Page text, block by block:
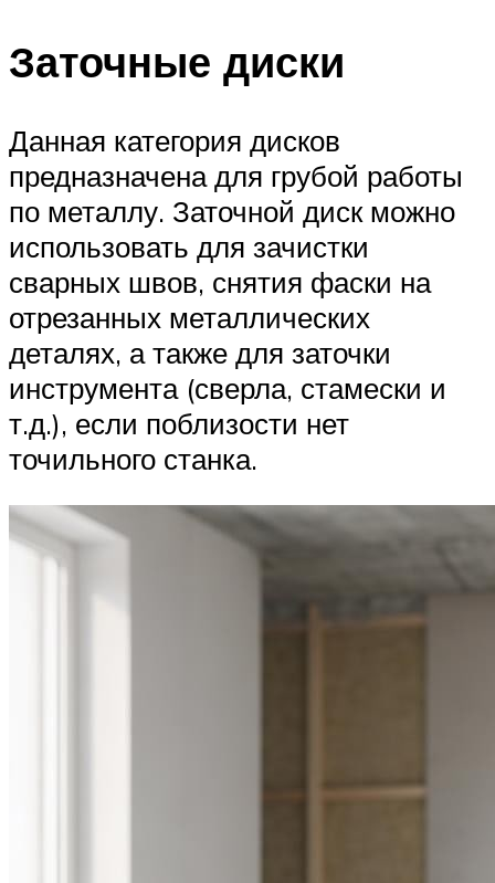
Заточные диски
Данная категория дисков
предназначена для грубой работы
по металлу. Заточной диск можно
использовать для зачистки
сварных швов, снятия фаски на
отрезанных металлических
деталях, а также для заточки
инструмента (сверла, стамески и
т.д.), если поблизости нет
точильного станка.